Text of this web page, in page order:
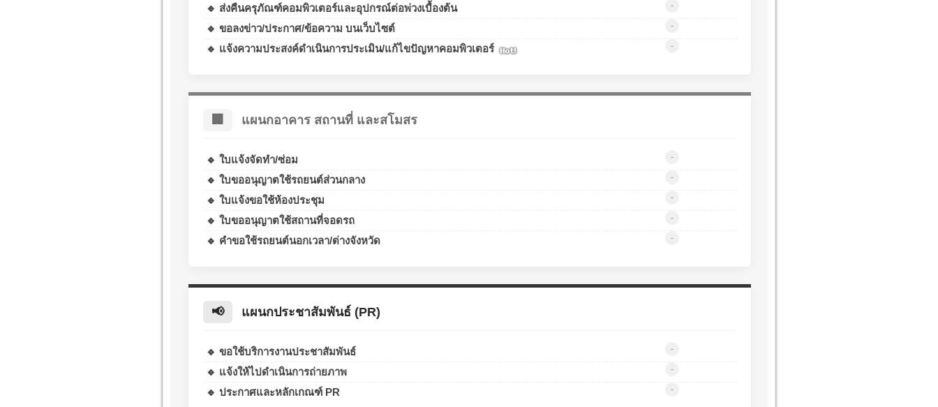
🔹 ส่งคืนครุภัณฑ์คอมพิวเตอร์และอุปกรณ์ต่อพ่วงเบื้องต้น -
🔹 ขอลงข่าว/ประกาศ/ข้อความ บนเว็บไซต์ -
🔹 แจ้งความประสงค์ดำเนินการประเมิน/แก้ไขปัญหาคอมพิวเตอร์ -
🏢 แผนกอาคาร สถานที่ และสโมสร
🔹 ใบแจ้งจัดทำ/ซ่อม -
🔹 ใบขออนุญาตใช้รถยนต์ส่วนกลาง -
🔹 ใบแจ้งขอใช้ห้องประชุม -
🔹 ใบขออนุญาตใช้สถานที่จอดรถ -
🔹 คำขอใช้รถยนต์นอกเวลา/ต่างจังหวัด -
📢 แผนกประชาสัมพันธ์ (PR)
🔹 ขอใช้บริการงานประชาสัมพันธ์ -
🔹 แจ้งให้ไปดำเนินการถ่ายภาพ -
🔹 ประกาศและหลักเกณฑ์ PR -